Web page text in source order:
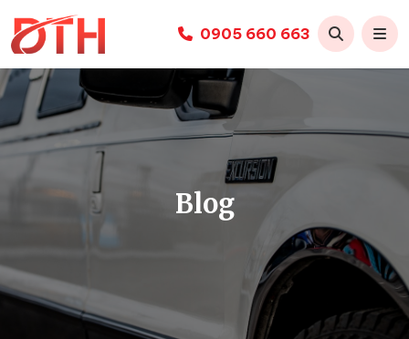
Thuê
xe
limousine
Đà
Nẵng
0905 660 663
Blog